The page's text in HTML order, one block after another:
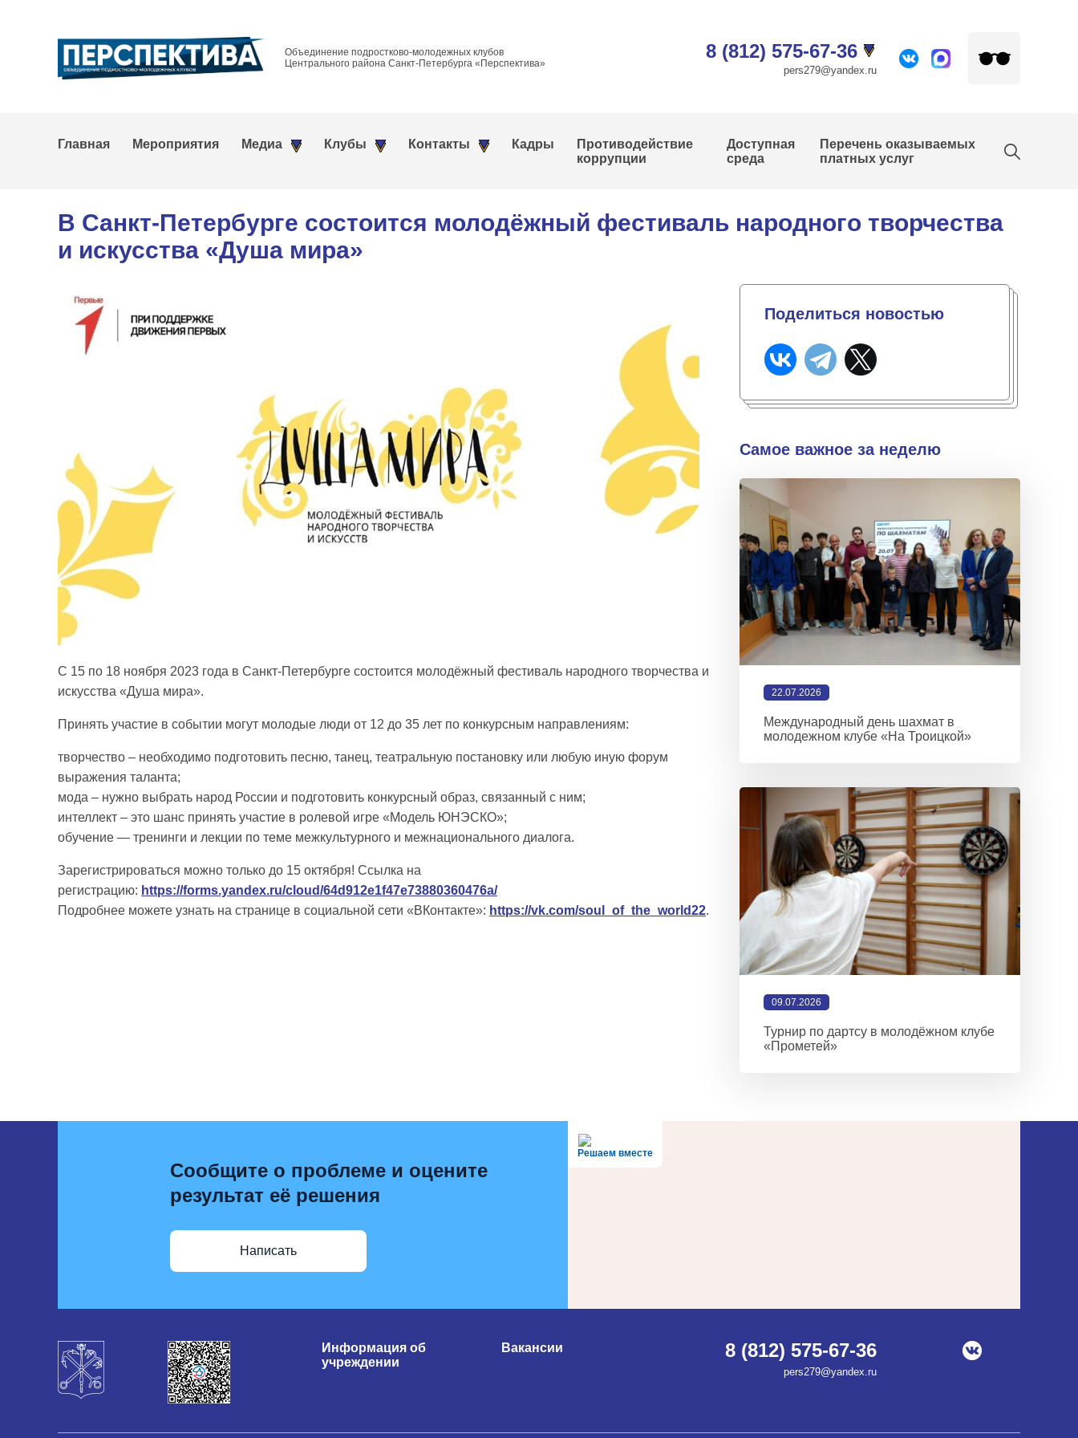
Объединение подростково-молодежных клубов
Центрального района Санкт-Петербурга «Перспектива»
8 (812) 575-67-36
pers279@yandex.ru
Главная Мероприятия Медиа Клубы Контакты Кадры
Противодействие
коррупции
Доступная
среда
Перечень оказываемых
платных услуг
В Санкт-Петербурге состоится молодёжный фестиваль народного творчества
и искусства «Душа мира»
С 15 по 18 ноября 2023 года в Санкт-Петербурге состоится молодёжный фестиваль народного творчества и
искусства «Душа мира».
Принять участие в событии могут молодые люди от 12 до 35 лет по конкурсным направлениям:
творчество – необходимо подготовить песню, танец, театральную постановку или любую иную форум
выражения таланта;
мода – нужно выбрать народ России и подготовить конкурсный образ, связанный с ним;
интеллект – это шанс принять участие в ролевой игре «Модель ЮНЭСКО»;
обучение — тренинги и лекции по теме межкультурного и межнационального диалога.
Зарегистрироваться можно только до 15 октября! Ссылка на
регистрацию: https://forms.yandex.ru/cloud/64d912e1f47e73880360476a/
Подробнее можете узнать на странице в социальной сети «ВКонтакте»: https://vk.com/soul_of_the_world22.
Поделиться новостью
Самое важное за неделю
22.07.2026
Международный день шахмат в
молодежном клубе «На Троицкой»
09.07.2026
Турнир по дартсу в молодёжном клубе
«Прометей»
Решаем вместе
Сообщите о проблеме и оцените
результат её решения
Написать
Информация об
учреждении
Вакансии 8 (812) 575-67-36
pers279@yandex.ru